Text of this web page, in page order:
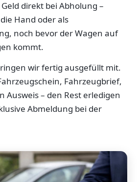
direkt bei Abholung –
Hand oder als
noch bevor der Wagen auf
kommt.
wir fertig ausgefüllt mit.
Fahrzeugbrief,
Ausweis – den Rest erledigen
Abmeldung bei der